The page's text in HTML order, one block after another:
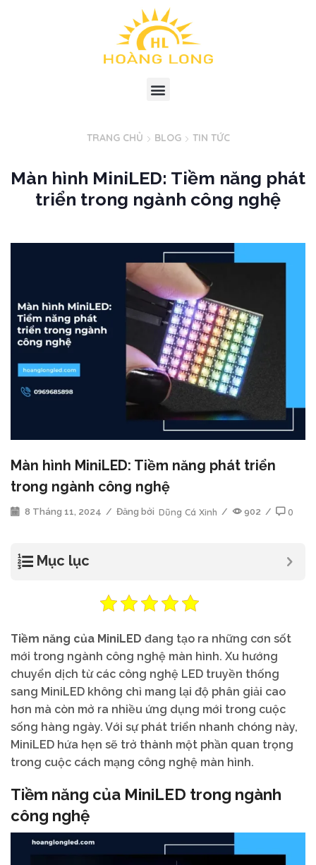
TRANG CHỦ BLOG TIN TỨC
Màn hình MiniLED: Tiềm năng phát
triển trong ngành công nghệ
Màn hình MiniLED: Tiềm năng phát triển
trong ngành công nghệ
8 Tháng 11, 2024 / Đăng bởi Dũng Cá Xinh / 902 / 0
Mục lục
Tiềm năng của MiniLED đang tạo ra những cơn sốt
mới trong ngành công nghệ màn hình. Xu hướng
chuyển dịch từ các công nghệ LED truyền thống
sang MiniLED không chỉ mang lại độ phân giải cao
hơn mà còn mở ra nhiều ứng dụng mới trong cuộc
sống hàng ngày. Với sự phát triển nhanh chóng này,
MiniLED hứa hẹn sẽ trở thành một phần quan trọng
trong cuộc cách mạng công nghệ màn hình.
Tiềm năng của MiniLED trong ngành
công nghệ